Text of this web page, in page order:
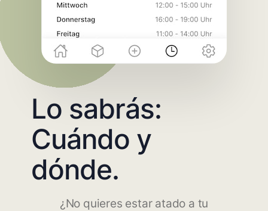
Lo sabrás:
Cuándo y
dónde.
¿No quieres estar atado a tu